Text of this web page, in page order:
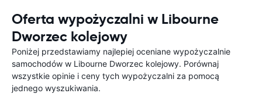
Oferta wypożyczalni w Libourne
Dworzec kolejowy
Poniżej przedstawiamy najlepiej oceniane wypożyczalnie
samochodów w Libourne Dworzec kolejowy. Porównaj
wszystkie opinie i ceny tych wypożyczalni za pomocą
jednego wyszukiwania.